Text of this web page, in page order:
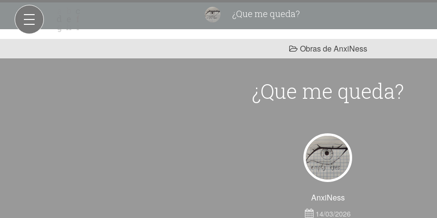
¿Que me queda?
Obras de AnxiNess
¿Que me queda?
AnxiNess
14/03/2026